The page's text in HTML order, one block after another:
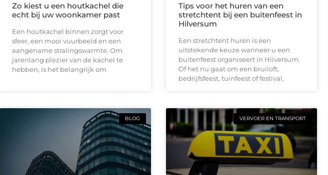
Zo kiest u een houtkachel die
echt bij uw woonkamer past
Een houtkachel binnen zorgt voor
sfeer, een mooi vuurbeeld en een
aangename stralingswarmte. Om
jarenlang plezier van de kachel te
hebben, is het belangrijk om
Tips voor het huren van een
stretchtent bij een buitenfeest in
Hilversum
Een stretchtent huren is een
uitstekende keuze wanneer u een
buitenfeest organiseert in Hilversum.
Of het nu gaat om een bruiloft,
bedrijfsfeest, tuinfeest of festival,
BLOG VERVOER EN TRANSPORT